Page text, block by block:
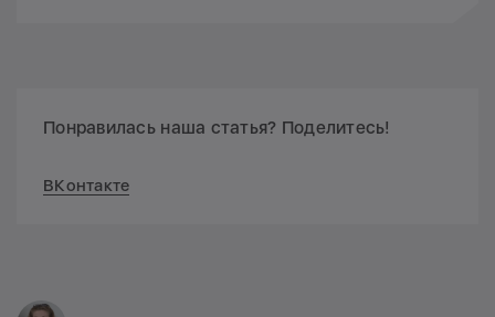
Понравилась наша статья? Поделитесь!
ВКонтакте